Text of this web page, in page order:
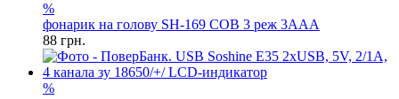
%
фонарик на голову SH-169 COB 3 реж 3AAA
88 грн.
%